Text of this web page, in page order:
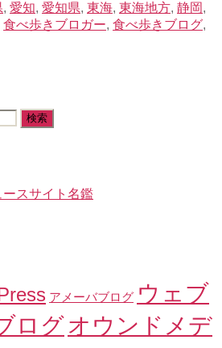
, 愛知, 愛知県, 東海, 東海地方, 静岡,
食べ歩きブロガー, 食べ歩きブログ,
スサイト名鑑
アメーバブログ ウェブ
ログオウンドメデ